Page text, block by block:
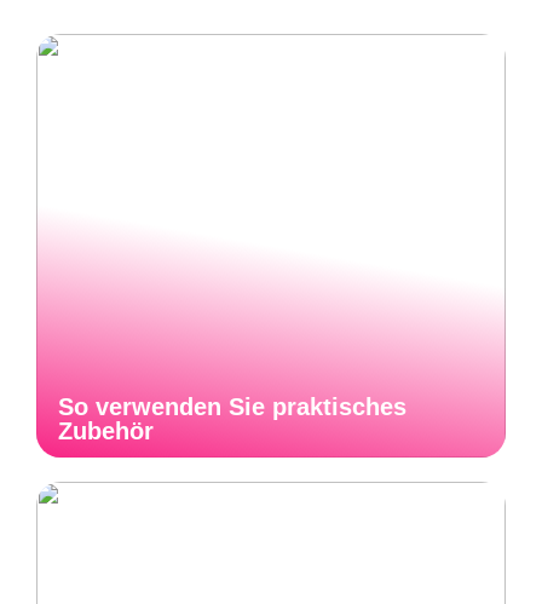
So verwenden Sie praktisches
Zubehör